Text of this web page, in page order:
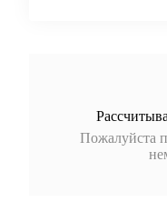
Пожалуйста